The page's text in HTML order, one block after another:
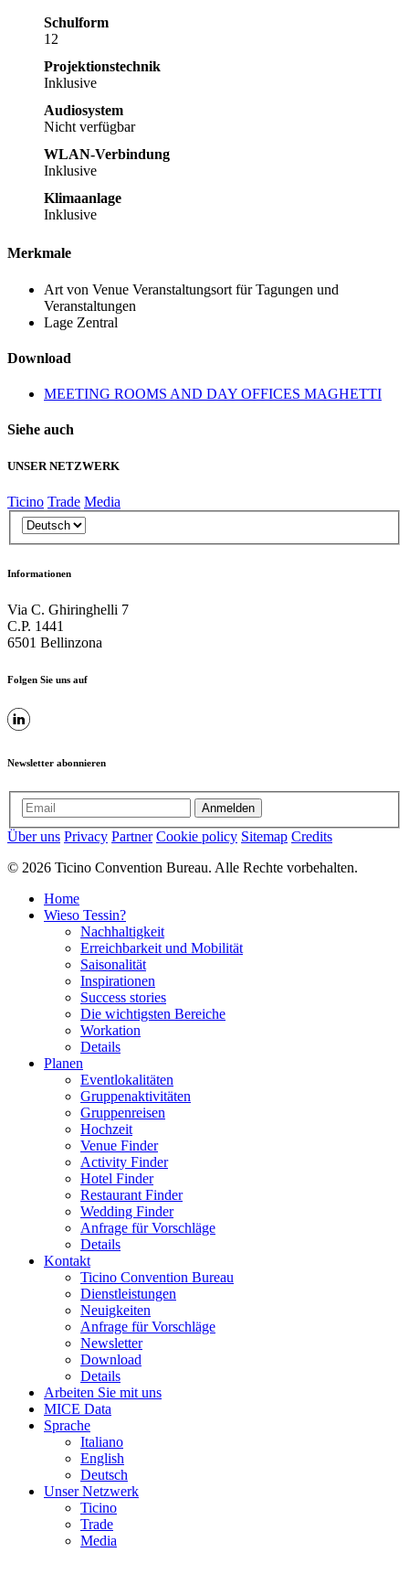
Schulform
12
Projektionstechnik
Inklusive
Audiosystem
Nicht verfügbar
WLAN-Verbindung
Inklusive
Klimaanlage
Inklusive
Merkmale
Art von Venue Veranstaltungsort für Tagungen und
Veranstaltungen
Lage Zentral
Download
MEETING ROOMS AND DAY OFFICES MAGHETTI
Siehe auch
UNSER NETZWERK
Ticino Trade Media
Informationen
Via C. Ghiringhelli 7
C.P. 1441
6501 Bellinzona
Folgen Sie uns auf
Newsletter abonnieren
Anmelden
Über uns Privacy Partner Cookie policy Sitemap Credits
© 2026 Ticino Convention Bureau. Alle Rechte vorbehalten.
Home
Wieso Tessin?
Nachhaltigkeit
Erreichbarkeit und Mobilität
Saisonalität
Inspirationen
Success stories
Die wichtigsten Bereiche
Workation
Details
Planen
Eventlokalitäten
Gruppenaktivitäten
Gruppenreisen
Hochzeit
Venue Finder
Activity Finder
Hotel Finder
Restaurant Finder
Wedding Finder
Anfrage für Vorschläge
Details
Kontakt
Ticino Convention Bureau
Dienstleistungen
Neuigkeiten
Anfrage für Vorschläge
Newsletter
Download
Details
Arbeiten Sie mit uns
MICE Data
Sprache
Italiano
English
Deutsch
Unser Netzwerk
Ticino
Trade
Media